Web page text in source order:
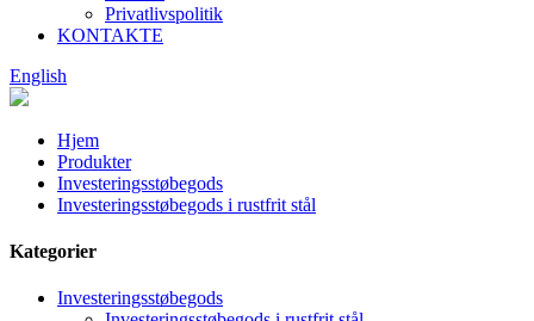
Privatlivspolitik
KONTAKTE
English
Hjem
Produkter
Investeringsstøbegods
Investeringsstøbegods i rustfrit stål
Kategorier
Investeringsstøbegods